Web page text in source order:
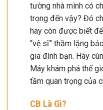
tường nhà mình có
trọng đến vậy? Đó
hay còn được biết
“vệ sĩ” thầm lặng
gia đình bạn. Hãy
Máy khám phá thế
tầm quan trọng của
CB Là Gì?